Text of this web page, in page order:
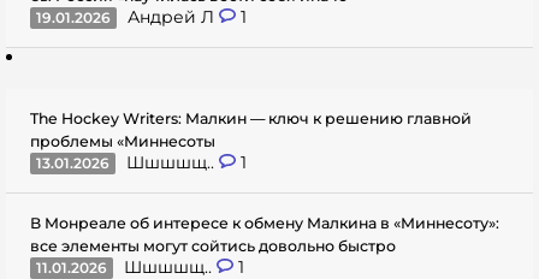
19.01.2026
Андрей Л 1
The Hockey Writers: Малкин — ключ к решению главной
проблемы «Миннесоты
13.01.2026
Шшшшщ.. 1
В Монреале об интересе к обмену Малкина в «Миннесоту»:
все элементы могут сойтись довольно быстро
11.01.2026
Шшшшщ.. 1